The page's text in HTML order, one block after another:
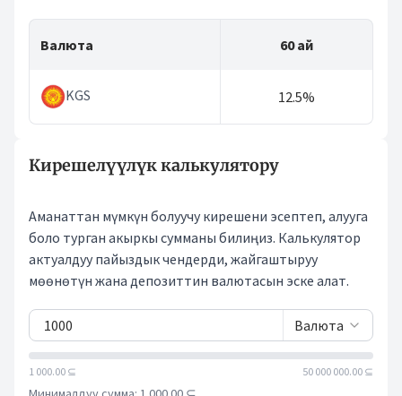
Валюта 60 ай
KGS 12.5%
Кирешелүүлүк калькулятору
Аманаттан мүмкүн болуучу кирешени эсептеп, алууга
боло турган акыркы сумманы билиңиз. Калькулятор
актуалдуу пайыздык чендерди, жайгаштыруу
мөөнөтүн жана депозиттин валютасын эске алат.
Валюта
1 000.00 ⊆ 50 000 000.00 ⊆